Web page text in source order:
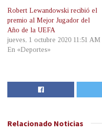
Robert Lewandowski recibió el
premio al Mejor Jugador del
Año de la UEFA
jueves, 1 octubre 2020 11:51 AM
En «Deportes»
Relacionado Noticias